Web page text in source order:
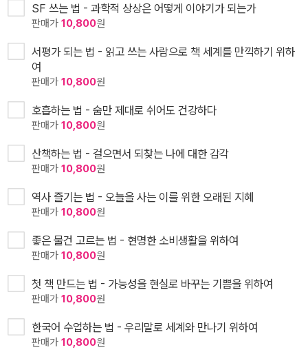
SF 쓰는 법 - 과학적 상상은 어떻게 이야기가 되는가
판매가 10,800원
서평가 되는 법 - 읽고 쓰는 사람으로 책 세계를 만끽하기 위하
여
판매가 10,800원
호흡하는 법 - 숨만 제대로 쉬어도 건강하다
판매가 10,800원
산책하는 법 - 걸으면서 되찾는 나에 대한 감각
판매가 10,800원
역사 즐기는 법 - 오늘을 사는 이를 위한 오래된 지혜
판매가 10,800원
좋은 물건 고르는 법 - 현명한 소비생활을 위하여
판매가 10,800원
첫 책 만드는 법 - 가능성을 현실로 바꾸는 기쁨을 위하여
판매가 10,800원
한국어 수업하는 법 - 우리말로 세계와 만나기 위하여
판매가 10,800원